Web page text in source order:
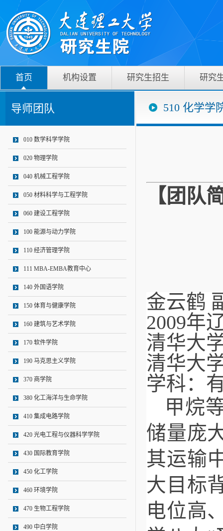
首页 机构设置 研究生招生 研究
导师团队
010 数学科学学院
020 物理学院
040 机械工程学院
050 材料科学与工程学院
060 建设工程学院
100 能源与动力学院
110 经济管理学院
111 MBA-EMBA教育中心
140 外国语学院
150 体育与健康学院
160 建筑与艺术学院
170 软件学院
190 马克思主义学院
370 商学院
380 化工海洋与生命学院
410 集成电路学院
420 光电工程与仪器科学学院
430 国际教育学院
450 化工学院
460 环境学院
470 生物工程学院
490 中白学院
510 化学学
【团队
金云鹤
2009年
清华大
清华大
学科：
甲烷
储量庞
其运输
大目标
电位高